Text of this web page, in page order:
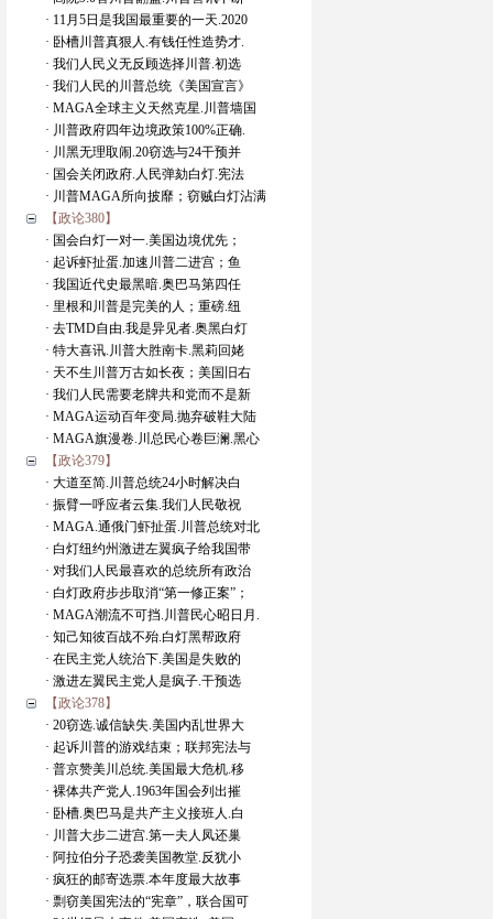
· 11月5日是我国最重要的一天.2020
· 卧槽川普真狠人.有钱任性造势才.
· 我们人民义无反顾选择川普.初选
· 我们人民的川普总统《美国宣言》
· MAGA全球主义天然克星.川普墙国
· 川普政府四年边境政策100%正确.
· 川黑无理取闹.20窃选与24干预并
· 国会关闭政府.人民弹劾白灯.宪法
· 川普MAGA所向披靡；窃贼白灯沾满
【政论380】
· 国会白灯一对一.美国边境优先；
· 起诉虾扯蛋.加速川普二进宫；鱼
· 我国近代史最黑暗.奥巴马第四任
· 里根和川普是完美的人；重磅.纽
· 去TMD自由.我是异见者.奥黑白灯
· 特大喜讯.川普大胜南卡.黑莉回姥
· 天不生川普万古如长夜；美国旧右
· 我们人民需要老牌共和党而不是新
· MAGA运动百年变局.抛弃破鞋大陆
· MAGA旗漫卷.川总民心卷巨澜.黑心
【政论379】
· 大道至简.川普总统24小时解决白
· 振臂一呼应者云集.我们人民敬祝
· MAGA.通俄门虾扯蛋.川普总统对北
· 白灯纽约州激进左翼疯子给我国带
· 对我们人民最喜欢的总统所有政治
· 白灯政府步步取消“第一修正案”；
· MAGA潮流不可挡.川普民心昭日月.
· 知己知彼百战不殆.白灯黑帮政府
· 在民主党人统治下.美国是失败的
· 激进左翼民主党人是疯子.干预选
【政论378】
· 20窃选.诚信缺失.美国内乱世界大
· 起诉川普的游戏结束；联邦宪法与
· 普京赞美川总统.美国最大危机.移
· 裸体共产党人.1963年国会列出摧
· 卧槽.奥巴马是共产主义接班人.白
· 川普大步二进宫.第一夫人凤还巢
· 阿拉伯分子恐袭美国教堂.反犹小
· 疯狂的邮寄选票.本年度最大故事
· 剽窃美国宪法的“宪章”，联合国可